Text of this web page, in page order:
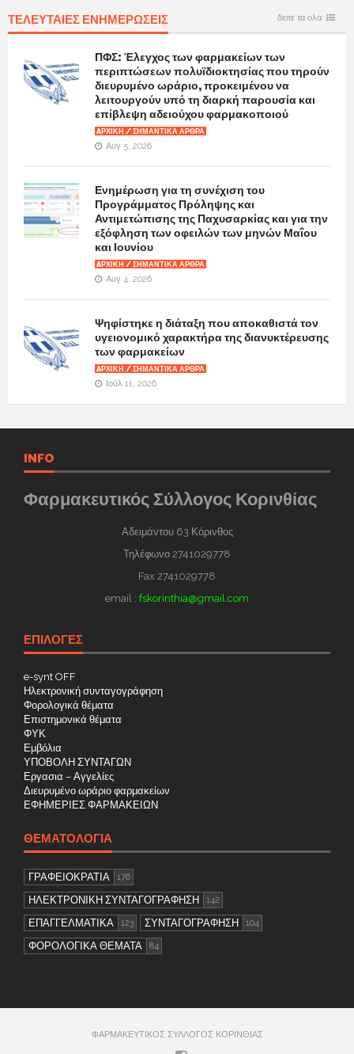
ΤΕΛΕΥΤΑΙΕΣ ΕΝΗΜΕΡΩΣΕΙΣ δειτε τα ολα
ΠΦΣ: Έλεγχος των φαρμακείων των
περιπτώσεων πολυϊδιοκτησίας που τηρούν
διευρυμένο ωράριο, προκειμένου να
λειτουργούν υπό τη διαρκή παρουσία και
επίβλεψη αδειούχου φαρμακοποιού
AΡΧΙΚΉ / ΣΗΜΑΝΤΙΚΆ ΆΡΘΡΑ
Αυγ 5, 2026
Ενημέρωση για τη συνέχιση του
Προγράμματος Πρόληψης και
Αντιμετώπισης της Παχυσαρκίας και για την
εξόφληση των οφειλών των μηνών Μαΐου
και Ιουνίου
AΡΧΙΚΉ / ΣΗΜΑΝΤΙΚΆ ΆΡΘΡΑ
Αυγ 4, 2026
Ψηφίστηκε η διάταξη που αποκαθιστά τον
υγειονομικό χαρακτήρα της διανυκτέρευσης
των φαρμακείων
AΡΧΙΚΉ / ΣΗΜΑΝΤΙΚΆ ΆΡΘΡΑ
Ιούλ 11, 2026
INFO
Φαρμακευτικός Σύλλογος Κορινθίας
Αδειμάντου 63 Κόρινθος
Τηλέφωνο 2741029778
Fax 2741029778
email : fskorinthia@gmail.com
ΕΠΙΛΟΓΕΣ
e-synt OFF
Ηλεκτρονική συνταγογράφηση
Φορολογικά θέματα
Επιστημονικά θέματα
ΦΥΚ
Εμβόλια
ΥΠΟΒΟΛΗ ΣΥΝΤΑΓΩΝ
Εργασια – Αγγελίες
Διευρυμένο ωράριο φαρμακείων
ΕΦΗΜΕΡΙΕΣ ΦΑΡΜΑΚΕΙΩΝ
ΘΕΜΑΤΟΛΟΓΊΑ
ΓΡΑΦΕΙΟΚΡΑΤΙΑ 176
ΗΛΕΚΤΡΟΝΙΚΗ ΣΥΝΤΑΓΟΓΡΑΦΗΣΗ 142
ΕΠΑΓΓΕΛΜΑΤΙΚΑ 123 ΣΥΝΤΑΓΟΓΡΑΦΗΣΗ 104
ΦΟΡΟΛΟΓΙΚΑ ΘΕΜΑΤΑ 84
ΦΑΡΜΑΚΕΥΤΙΚΟΣ ΣΥΛΛΟΓΟΣ ΚΟΡΙΝΘΙΑΣ